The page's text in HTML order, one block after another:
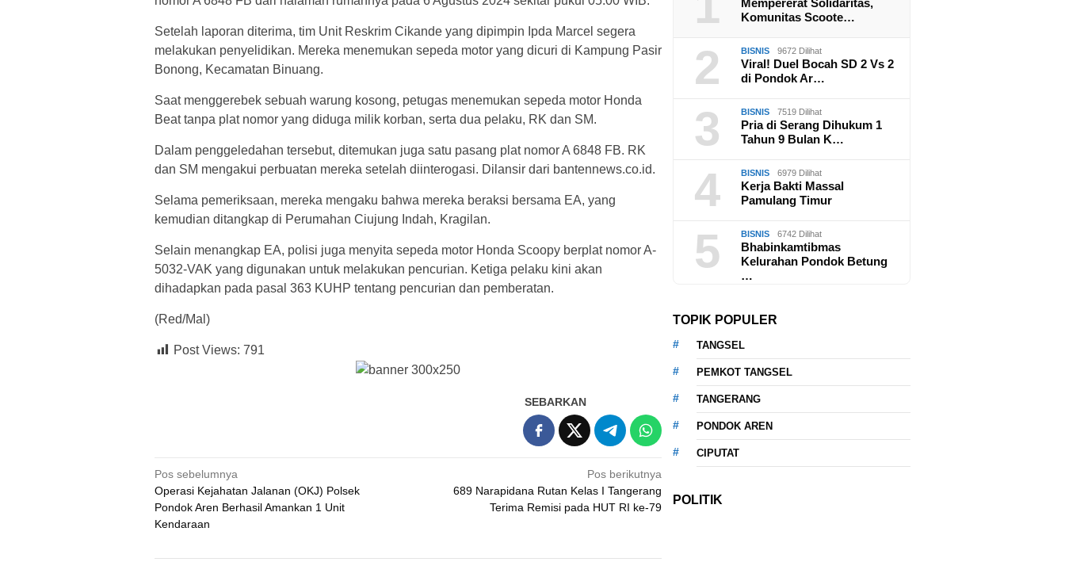
Setelah laporan diterima, tim Unit Reskrim Cikande yang dipimpin Ipda Marcel segera
melakukan penyelidikan. Mereka menemukan sepeda motor yang dicuri di Kampung Pasir
Bonong, Kecamatan Binuang.
Saat menggerebek sebuah warung kosong, petugas menemukan sepeda motor Honda
Beat tanpa plat nomor yang diduga milik korban, serta dua pelaku, RK dan SM.
Dalam penggeledahan tersebut, ditemukan juga satu pasang plat nomor A 6848 FB. RK
dan SM mengakui perbuatan mereka setelah diinterogasi. Dilansir dari bantennews.co.id.
Selama pemeriksaan, mereka mengaku bahwa mereka beraksi bersama EA, yang
kemudian ditangkap di Perumahan Ciujung Indah, Kragilan.
Selain menangkap EA, polisi juga menyita sepeda motor Honda Scoopy berplat nomor A-
5032-VAK yang digunakan untuk melakukan pencurian. Ketiga pelaku kini akan
dihadapkan pada pasal 363 KUHP tentang pencurian dan pemberatan.
(Red/Mal)
Post Views: 791
SEBARKAN
Navigasi
pos
Pos sebelumnya
Operasi Kejahatan Jalanan (OKJ) Polsek
Pondok Aren Berhasil Amankan 1 Unit
Kendaraan
Pos berikutnya
689 Narapidana Rutan Kelas I Tangerang
Terima Remisi pada HUT RI ke-79
Mempererat Solidaritas,
Komunitas Scoote…
2 BISNIS 9672 Dilihat
Viral! Duel Bocah SD 2 Vs 2
di Pondok Ar…
3 BISNIS 7519 Dilihat
Pria di Serang Dihukum 1
Tahun 9 Bulan K…
4 BISNIS 6979 Dilihat
Kerja Bakti Massal
Pamulang Timur
5 BISNIS 6742 Dilihat
Bhabinkamtibmas
Kelurahan Pondok Betung
…
TOPIK POPULER
TANGSEL
PEMKOT TANGSEL
TANGERANG
PONDOK AREN
CIPUTAT
POLITIK